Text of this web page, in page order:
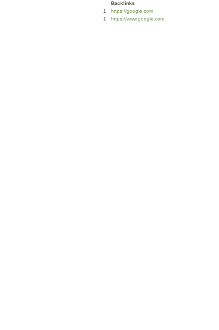
Backlinks
1
https://google.com
1
https://www.google.com